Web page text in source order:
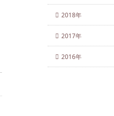
2018年
2017年
2016年